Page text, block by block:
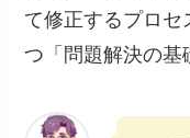
て修正するプロセ
つ「問題解決の基